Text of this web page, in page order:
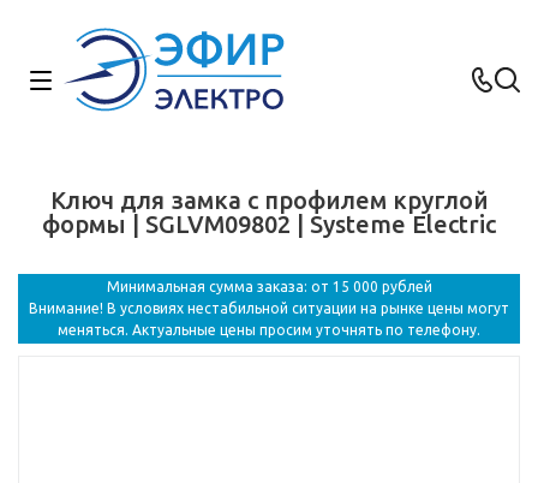
Ключ для замка с профилем круглой
формы | SGLVM09802 | Systeme Electric
Минимальная сумма заказа: от 15 000 рублей
Внимание! В условиях нестабильной ситуации на рынке цены могут
меняться. Актуальные цены просим уточнять по телефону.